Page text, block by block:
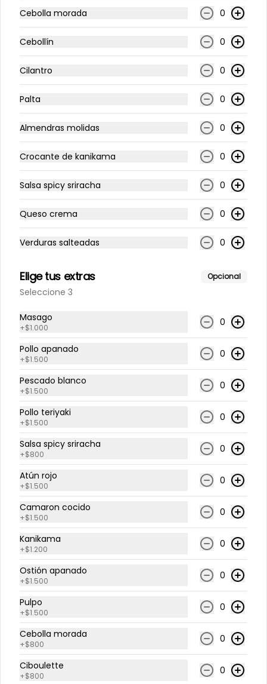
Roll Frío Hanamaki
Salmón, queso crema, palta y
cebollín, envuelto en salmón.
Acompañado con salsa de soya.
-20% Roll Frío Nico
Camarón cocido, queso crema y
palta envuelto en palta.
-20%
Acompañado con salsa de soya.
- 20%
Pulpo y salmón envuelto en queso
crema, espolvoreado con cebollín.
Acompañado con salsa de soya.
-20% Roll Frío Tuna
Atún, pimentón rojo y queso crema,
envuelto en palta. Acompañado
con salsa de soya.
$7.900$9.875
-20% Roll Frío Tuna Especial
-20%
Cebolla morada 0
Cebollín 0
Cilantro 0
Palta 0
Almendras molidas 0
Crocante de kanikama 0
Salsa spicy sriracha 0
Queso crema 0
Verduras salteadas 0
Elige tus extras Opcional
Seleccione 3
Masago
+$1.000 0
Pollo apanado
+$1.500 0
Pescado blanco
+$1.500 0
Pollo teriyaki
+$1.500 0
Salsa spicy sriracha
+$800 0
Atún rojo
+$1.500 0
Camaron cocido
+$1.500 0
Kanikama
+$1.200 0
Ostión apanado
+$1.500 0
Pulpo
+$1.500 0
Cebolla morada
+$800 0
Ciboulette
+$800 0